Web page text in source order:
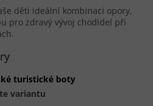
děti ideální kombinaci opory,
pro zdravý vývoj chodidel při
turistické boty
variantu